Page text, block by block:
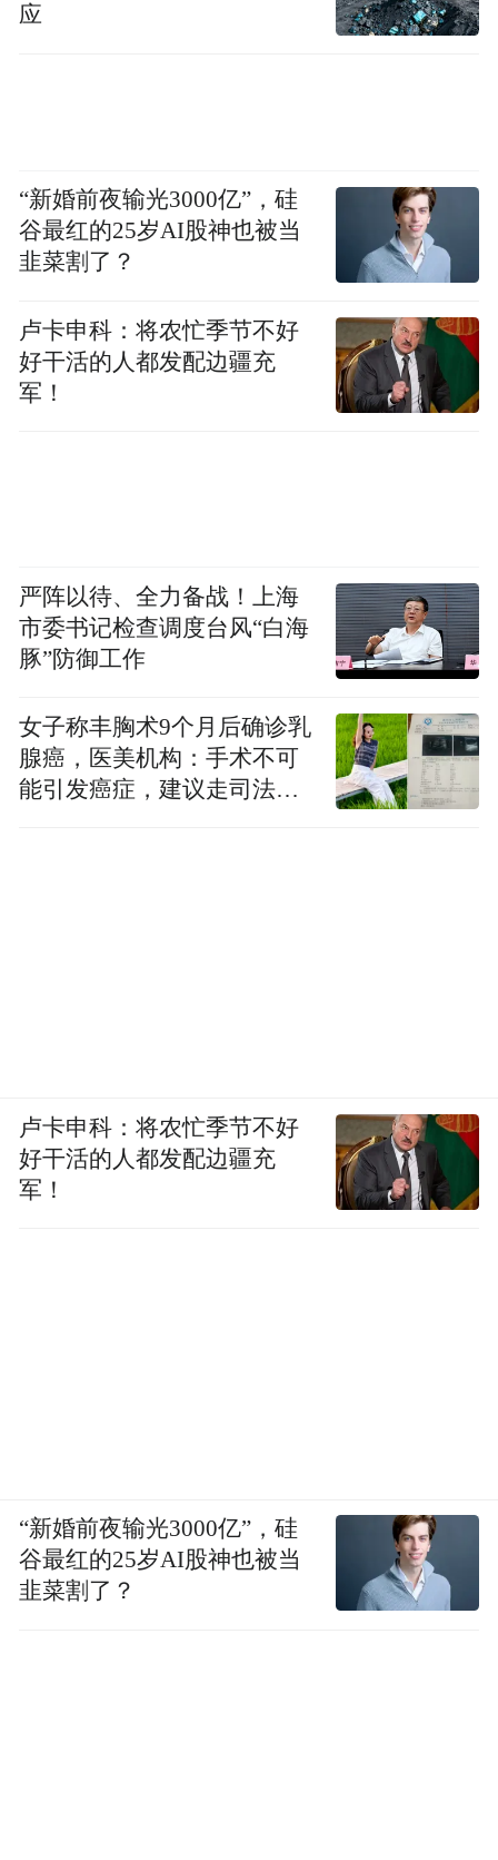
应
“新婚前夜输光3000亿”，硅
谷最红的25岁AI股神也被当
韭菜割了？
卢卡申科：将农忙季节不好
好干活的人都发配边疆充
军！
严阵以待、全力备战！上海
市委书记检查调度台风“白海
豚”防御工作
女子称丰胸术9个月后确诊乳
腺癌，医美机构：手术不可
能引发癌症，建议走司法途
卢卡申科：将农忙季节不好
好干活的人都发配边疆充
军！
“新婚前夜输光3000亿”，硅
谷最红的25岁AI股神也被当
韭菜割了？